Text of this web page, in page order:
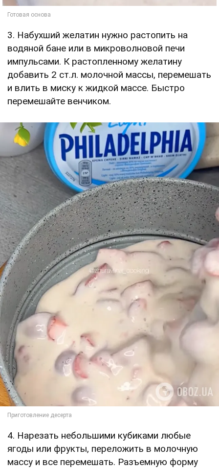
3. Набухший желатин нужно растопить на
водяной бане или в микроволновой печи
импульсами. К растопленному желатину
добавить 2 ст.л. молочной массы, перемешать
и влить в миску к жидкой массе. Быстро
перемешайте венчиком.
4. Нарезать небольшими кубиками любые
ягоды или фрукты, переложить в молочную
массу и все перемешать. Разъемную форму